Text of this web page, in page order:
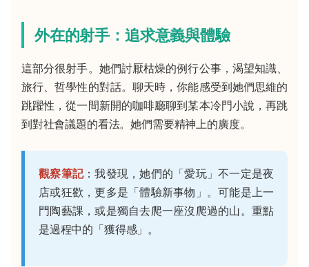
外在的射手：追求意義與體驗
這部分很射手。她們討厭枯燥的例行公事，渴望知識、
旅行、哲學性的對話。聊天時，你能感受到她們思維的
跳躍性，從一間新開的咖啡廳聊到某本冷門小說，再跳
到對社會議題的看法。她們需要精神上的廣度。
觀察筆記：我發現，她們的「愛玩」不一定是夜
店或狂歡，更多是「體驗新事物」。可能是上一
門陶藝課，或是獨自去爬一座沒爬過的山。重點
是過程中的「獲得感」。